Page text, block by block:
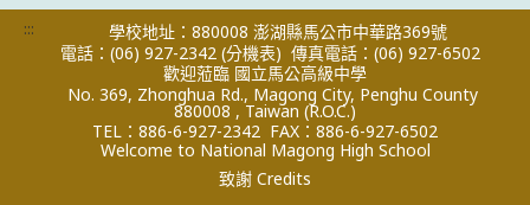
:::
學校地址：880008 澎湖縣馬公市中華路369號
電話：(06) 927-2342 (分機表) 傳真電話：(06) 927-6502
歡迎蒞臨 國立馬公高級中學
No. 369, Zhonghua Rd., Magong City, Penghu County
880008 , Taiwan (R.O.C.)
TEL：886-6-927-2342 FAX：886-6-927-6502
Welcome to National Magong High School
致謝 Credits